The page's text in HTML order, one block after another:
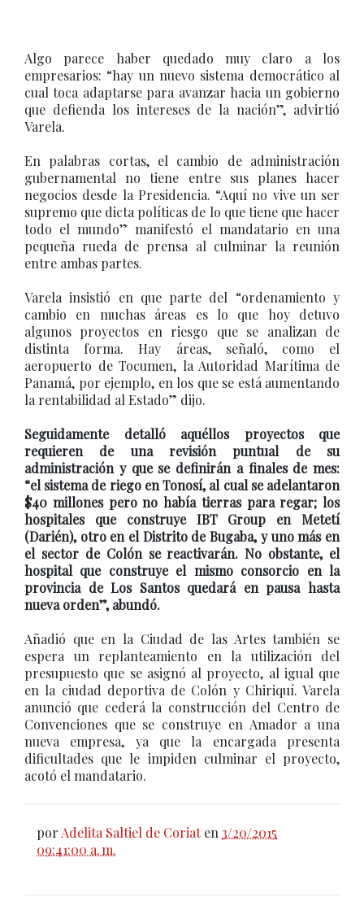
Algo parece haber quedado muy claro a los
empresarios: “hay un nuevo sistema democrático al
cual toca adaptarse para avanzar hacia un gobierno
que defienda los intereses de la nación”, advirtió
Varela.
En palabras cortas, el cambio de administración
gubernamental no tiene entre sus planes hacer
negocios desde la Presidencia. “Aquí no vive un ser
supremo que dicta políticas de lo que tiene que hacer
todo el mundo” manifestó el mandatario en una
pequeña rueda de prensa al culminar la reunión
entre ambas partes.
Varela insistió en que parte del “ordenamiento y
cambio en muchas áreas es lo que hoy detuvo
algunos proyectos en riesgo que se analizan de
distinta forma. Hay áreas, señaló, como el
aeropuerto de Tocumen, la Autoridad Marítima de
Panamá, por ejemplo, en los que se está aumentando
la rentabilidad al Estado” dijo.
Seguidamente detalló aquéllos proyectos que
requieren de una revisión puntual de su
administración y que se definirán a finales de mes:
“el sistema de riego en Tonosí, al cual se adelantaron
$40 millones pero no había tierras para regar; los
hospitales que construye IBT Group en Metetí
(Darién), otro en el Distrito de Bugaba, y uno más en
el sector de Colón se reactivarán. No obstante, el
hospital que construye el mismo consorcio en la
provincia de Los Santos quedará en pausa hasta
nueva orden”, abundó.
Añadió que en la Ciudad de las Artes también se
espera un replanteamiento en la utilización del
presupuesto que se asignó al proyecto, al igual que
en la ciudad deportiva de Colón y Chiriquí. Varela
anunció que cederá la construcción del Centro de
Convenciones que se construye en Amador a una
nueva empresa, ya que la encargada presenta
dificultades que le impiden culminar el proyecto,
acotó el mandatario.
por Adelita Saltiel de Coriat en 3/20/2015
09:41:00 a. m.